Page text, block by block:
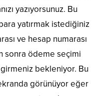
yazıyorsunuz. Bu
yatırmak istediğiniz
ve hesap numarası
sonra ödeme seçimi
girmeniz bekleniyor. Bu
görünüyor eğer